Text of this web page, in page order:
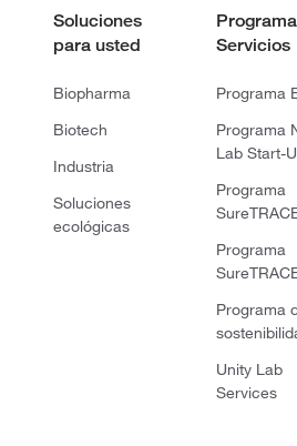
Soluciones
para usted
Biopharma
Biotech
Industria
Soluciones
ecológicas
Servicios
Programa
Programa
Lab Start-
Programa
Programa
Programa
Unity Lab
Services